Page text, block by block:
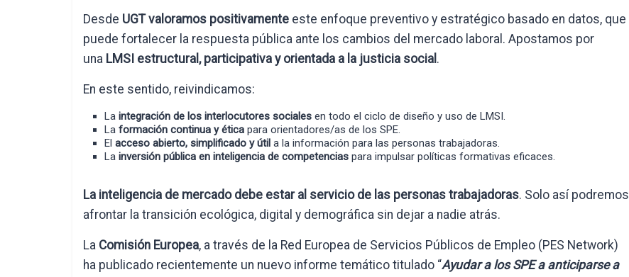
Desde UGT valoramos positivamente este enfoque preventivo y estratégico basado en datos, que
puede fortalecer la respuesta pública ante los cambios del mercado laboral. Apostamos por
una LMSI estructural, participativa y orientada a la justicia social .
En este sentido, reivindicamos:
La integración de los interlocutores sociales en todo el ciclo de diseño y uso de LMSI.
La formación continua y ética para orientadores/as de los SPE.
El acceso abierto, simplificado y útil a la información para las personas trabajadoras.
La inversión pública en inteligencia de competencias para impulsar políticas formativas eficaces.
La inteligencia de mercado debe estar al servicio de las personas trabajadoras. Solo así podremos
afrontar la transición ecológica, digital y demográfica sin dejar a nadie atrás.
La Comisión Europea, a través de la Red Europea de Servicios Públicos de Empleo (PES Network)
ha publicado recientemente un nuevo informe temático titulado “Ayudar a los SPE a anticiparse a